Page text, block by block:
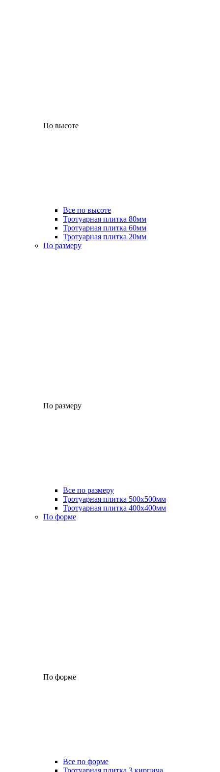
По высоте
Все по высоте
Тротуарная плитка 80мм
Тротуарная плитка 60мм
Тротуарная плитка 20мм
По размеру
По размеру
Все по размеру
Тротуарная плитка 500x500мм
Тротуарная плитка 400x400мм
По форме
По форме
Все по форме
Тротуарная плитка 3 кирпича